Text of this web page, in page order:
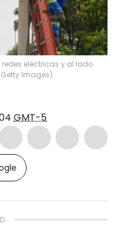
eléctricas y al lado
Images)
GMT-5